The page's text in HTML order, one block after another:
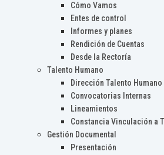
Cómo Vamos
Entes de control
Informes y planes
Rendición de Cuentas
Desde la Rectoría
Talento Humano
Dirección Talento Humano
Convocatorias Internas
Lineamientos
Constancia Vinculación a
Gestión Documental
Presentación